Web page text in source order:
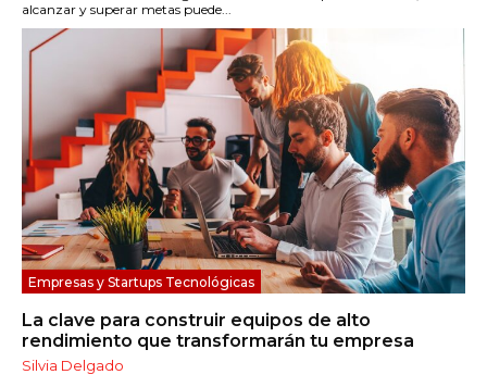
alcanzar y superar metas puede...
Empresas y Startups Tecnológicas
La clave para construir equipos de alto
rendimiento que transformarán tu empresa
Silvia Delgado